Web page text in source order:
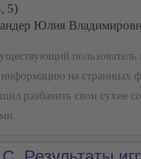
5)
Юлия
пользователь
на страницах
разбавить свои сухие